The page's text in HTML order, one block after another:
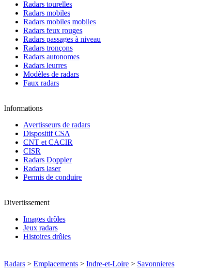
Radars tourelles
Radars mobiles
Radars mobiles mobiles
Radars feux rouges
Radars passages à niveau
Radars tronçons
Radars autonomes
Radars leurres
Modèles de radars
Faux radars
Informations
Avertisseurs de radars
Dispositif CSA
CNT et CACIR
CISR
Radars Doppler
Radars laser
Permis de conduire
Divertissement
Images drôles
Jeux radars
Histoires drôles
Radars > Emplacements > Indre-et-Loire > Savonnieres